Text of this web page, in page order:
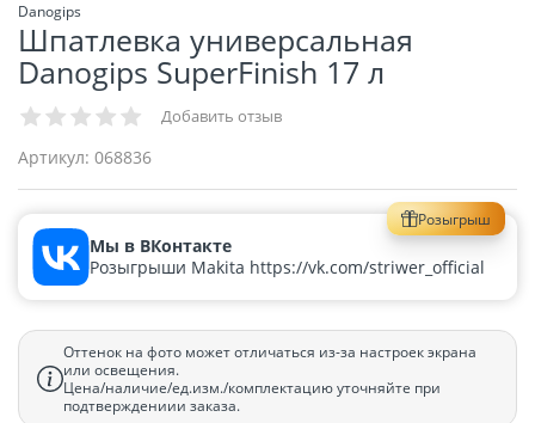
Danogips
Шпатлевка универсальная
Danogips SuperFinish 17 л
Добавить отзыв
Артикул: 068836
Розыгрыш
Мы в ВКонтакте
Розыгрыши Makita https://vk.com/striwer_official
Оттенок на фото может отличаться из-за настроек экрана
или освещения.
Цена/наличие/ед.изм./комплектацию уточняйте при
подтверждениии заказа.